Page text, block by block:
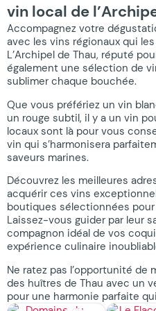
vin local de
Accompagnez votre
avec les vins régionaux qui
L’Archipel de Thau, réputé
également une sélection de
sublimer chaque bouchée.
Que vous préfériez un vin
un rouge subtil, il y a un vin
locaux sont là pour vous
vin qui s’harmonisera
saveurs marines.
Découvrez les meilleures
acquérir ces vins
boutiques sélectionnées
Laissez-vous guider par leur
compagnon idéal de vos
expérience culinaire
Ne ratez pas l’opportunité de
des huîtres de Thau avec un
pour une harmonie parfaite